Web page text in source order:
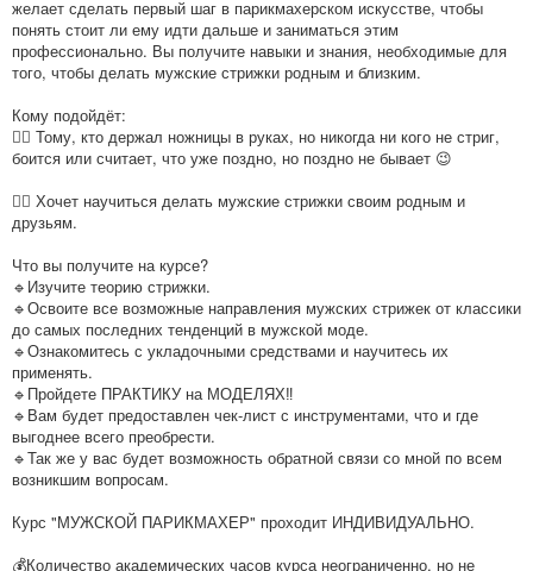
желает сделать первый шаг в парикмахерском искусстве, чтобы
понять стоит ли ему идти дальше и заниматься этим
профессионально. Вы получите навыки и знания, необходимые для
того, чтобы делать мужские стрижки родным и близким.
Кому подойдёт:
💇‍♂ Тому, кто держал ножницы в руках, но никогда ни кого не стриг,
боится или считает, что уже поздно, но поздно не бывает 😉
💇‍♂ Хочет научиться делать мужские стрижки своим родным и
друзьям.
Что вы получите на курсе?
🔹Изучите теорию стрижки.
🔹Освоите все возможные направления мужских стрижек от классики
до самых последних тенденций в мужской моде.
🔹Ознакомитесь с укладочными средствами и научитесь их
применять.
🔹Пройдете ПРАКТИКУ на МОДЕЛЯХ‼
🔹Вам будет предоставлен чек-лист с инструментами, что и где
выгоднее всего преобрести.
🔹Так же у вас будет возможность обратной связи со мной по всем
возникшим вопросам.
Курс "МУЖСКОЙ ПАРИКМАХЕР" проходит ИНДИВИДУАЛЬНО.
💰Количество академических часов курса неограниченно, но не